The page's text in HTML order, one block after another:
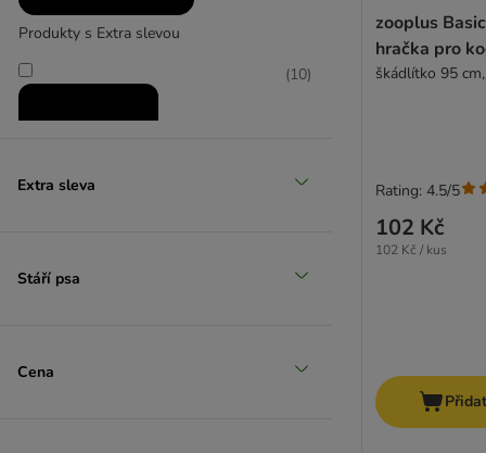
Produkty s Extra slevou
(10)
(8
Extra sleva
Stáří psa
Cena
zooplus
hračka pro
škádlítko 95
102 Kč
102 Kč / kus
Rating: 4.5/5